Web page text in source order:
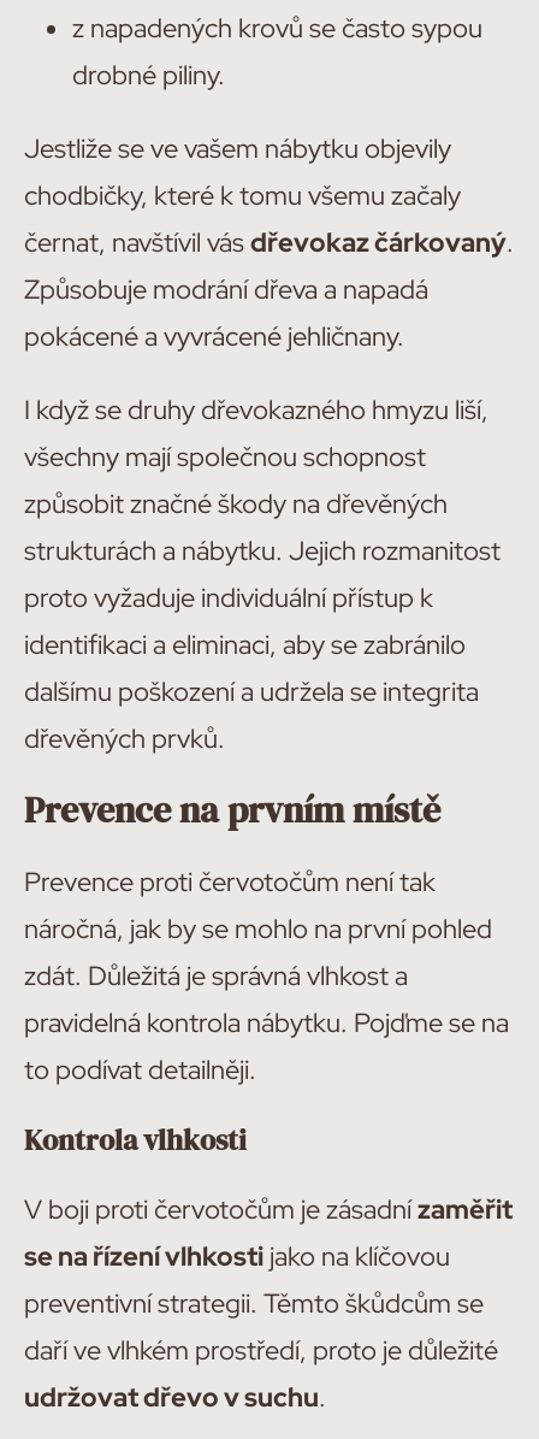
z napadených krovů se často sypou
drobné piliny.
Jestliže se ve vašem nábytku objevily
chodbičky, které k tomu všemu začaly
černat, navštívil vásdřevokaz čárkovaný.
Způsobuje modrání dřeva a napadá
pokácené a vyvrácené jehličnany.
I když se druhy dřevokazného hmyzu liší,
všechny mají společnou schopnost
způsobit značné škody na dřevěných
strukturách a nábytku. Jejich rozmanitost
proto vyžaduje individuální přístup k
identifikaci a eliminaci, aby se zabránilo
dalšímu poškození a udržela se integrita
dřevěných prvků.
Prevence na prvním místě
Prevence proti červotočům není tak
náročná, jak by se mohlo na první pohled
zdát. Důležitá je správná vlhkost a
pravidelná kontrola nábytku. Pojďme se na
to podívat detailněji.
Kontrola vlhkosti
V boji proti červotočům je zásadnízaměřit
se na řízení vlhkosti jako na klíčovou
preventivní strategii. Těmto škůdcům se
daří ve vlhkém prostředí, proto je důležité
udržovat dřevo v suchu.